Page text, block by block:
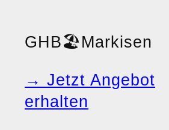
GHB🏖️ Markisen
→ Jetzt Angebot
erhalten